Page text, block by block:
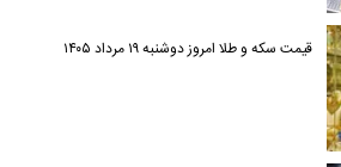
قیمت سکه و طلا امروز دوشنبه ۱۹ مرداد ۱۴۰۵